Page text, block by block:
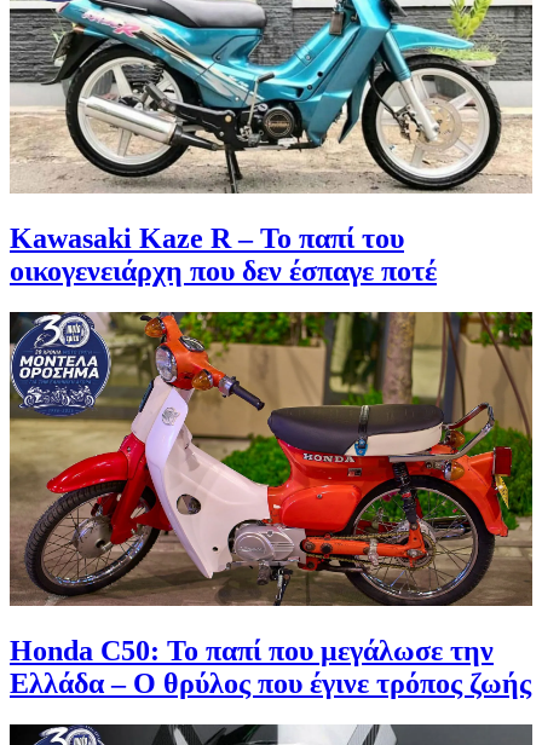
Kawasaki Kaze R – Το παπί του
οικογενειάρχη που δεν έσπαγε ποτέ
Honda C50: Το παπί που μεγάλωσε την
Ελλάδα – Ο θρύλος που έγινε τρόπος ζωής